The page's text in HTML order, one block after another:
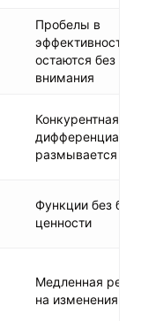
Пробелы в
эффективности
остаются без
внимания
Конкурентная
дифференциация
размывается
Функции без
ценности
Медленная
на изменения